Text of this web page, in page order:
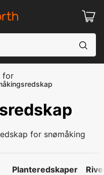
for
for snømåking
Planteredskaper